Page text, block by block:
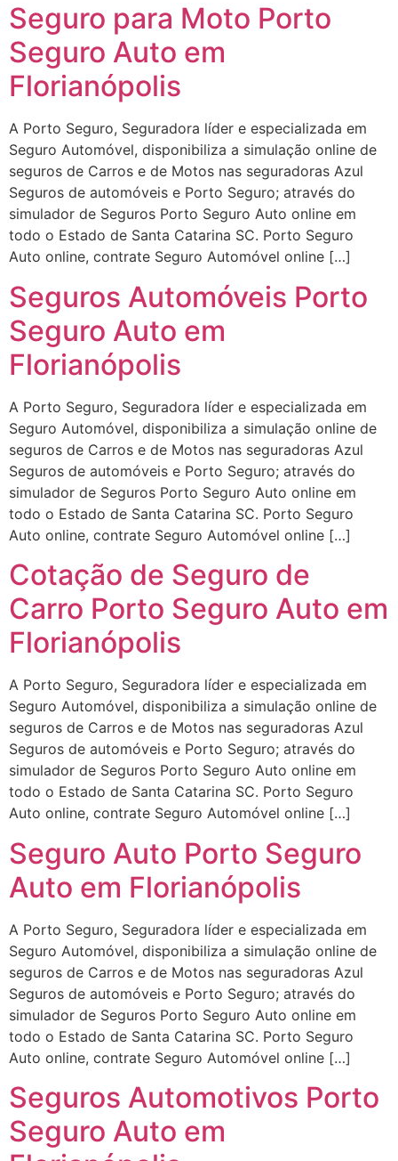
Seguro para Moto Porto
Seguro Auto em
Florianópolis
A Porto Seguro, Seguradora líder e especializada em
Seguro Automóvel, disponibiliza a simulação online de
seguros de Carros e de Motos nas seguradoras Azul
Seguros de automóveis e Porto Seguro; através do
simulador de Seguros Porto Seguro Auto online em
todo o Estado de Santa Catarina SC. Porto Seguro
Auto online, contrate Seguro Automóvel online […]
Seguros Automóveis Porto
Seguro Auto em
Florianópolis
A Porto Seguro, Seguradora líder e especializada em
Seguro Automóvel, disponibiliza a simulação online de
seguros de Carros e de Motos nas seguradoras Azul
Seguros de automóveis e Porto Seguro; através do
simulador de Seguros Porto Seguro Auto online em
todo o Estado de Santa Catarina SC. Porto Seguro
Auto online, contrate Seguro Automóvel online […]
Cotação de Seguro de
Carro Porto Seguro Auto em
Florianópolis
A Porto Seguro, Seguradora líder e especializada em
Seguro Automóvel, disponibiliza a simulação online de
seguros de Carros e de Motos nas seguradoras Azul
Seguros de automóveis e Porto Seguro; através do
simulador de Seguros Porto Seguro Auto online em
todo o Estado de Santa Catarina SC. Porto Seguro
Auto online, contrate Seguro Automóvel online […]
Seguro Auto Porto Seguro
Auto em Florianópolis
A Porto Seguro, Seguradora líder e especializada em
Seguro Automóvel, disponibiliza a simulação online de
seguros de Carros e de Motos nas seguradoras Azul
Seguros de automóveis e Porto Seguro; através do
simulador de Seguros Porto Seguro Auto online em
todo o Estado de Santa Catarina SC. Porto Seguro
Auto online, contrate Seguro Automóvel online […]
Seguros Automotivos Porto
Seguro Auto em